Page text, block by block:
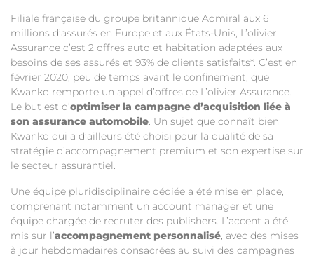
Filiale française du groupe britannique Admiral aux 6
millions d’assurés en Europe et aux États-Unis, L’olivier
Assurance c’est 2 offres auto et habitation adaptées aux
besoins de ses assurés et 93% de clients satisfaits*. C’est en
février 2020, peu de temps avant le confinement, que
Kwanko remporte un appel d’offres de L’olivier Assurance.
Le but est d’optimiser la campagne d’acquisition liée à
son assurance automobile. Un sujet que connaît bien
Kwanko qui a d’ailleurs été choisi pour la qualité de sa
stratégie d’accompagnement premium et son expertise sur
le secteur assurantiel.
Une équipe pluridisciplinaire dédiée a été mise en place,
comprenant notamment un account manager et une
équipe chargée de recruter des publishers. L’accent a été
mis sur l’accompagnement personnalisé, avec des mises
à jour hebdomadaires consacrées au suivi des campagnes